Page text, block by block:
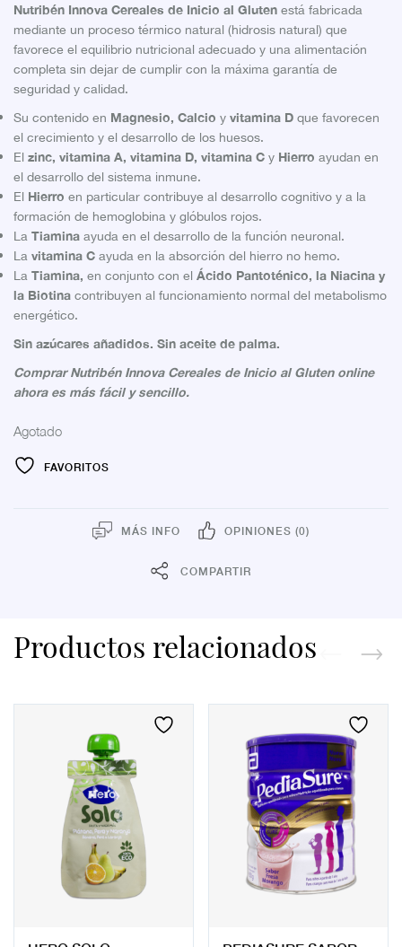
Nutribén Innova Cereales de Inicio al Glutenestá fabricada
mediante un proceso térmico natural (hidrosis natural) que
favorece el equilibrio nutricional adecuado y una alimentación
completa sin dejar de cumplir con la máxima garantía de
seguridad y calidad.
Su contenido en Magnesio, Calcio yvitamina Dque favorecen
el crecimiento y el desarrollo de los huesos.
El zinc, vitamina A, vitamina D, vitamina Cy Hierro ayudan en
el desarrollo del sistema inmune.
El Hierro en particular contribuye al desarrollo cognitivo y a la
formación de hemoglobina y glóbulos rojos.
LaTiaminaayuda en el desarrollo de la función neuronal.
Lavitamina Cayuda en la absorción del hierro no hemo.
LaTiamina, en conjunto con el Ácido Pantoténico, la Niacina y
la Biotinacontribuyen al funcionamiento normal del metabolismo
energético.
Sin azúcares añadidos. Sin aceite de palma.
ComprarNutribén Innova Cereales de Inicio al Gluten online
ahora es más fácil y sencillo.
Agotado
FAVORITOS
MÁS INFO OPINIONES (0)
COMPARTIR
Productos relacionados